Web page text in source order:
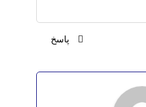
پاسخ